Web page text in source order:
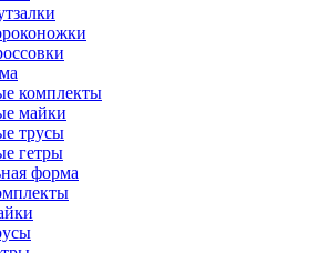
комплекты
майки
трусы
гетры
форма